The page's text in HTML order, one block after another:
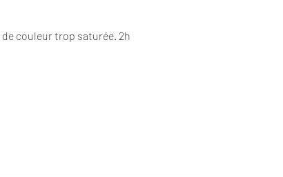
couleur trop saturée. 2h